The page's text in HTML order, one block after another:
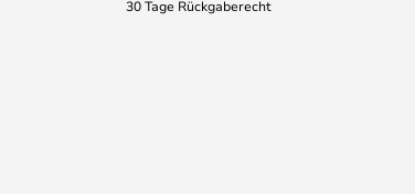
30 Tage Rückgaberecht